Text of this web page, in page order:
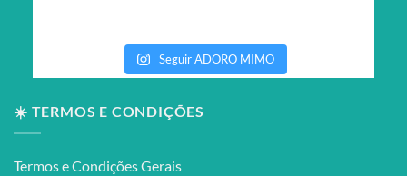
Seguir ADORO MIMO
☀️ TERMOS E CONDIÇÕES
Termos e Condições Gerais